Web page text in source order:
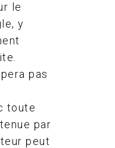
le
y
pas
toute
par
peut